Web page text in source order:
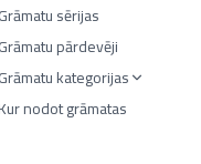
Grāmatu sērijas
Grāmatu pārdevēji
Grāmatu kategorijas
nodot grāmatas